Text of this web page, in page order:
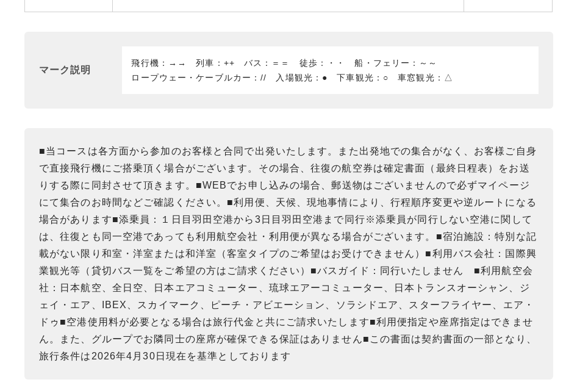
マーク説明
飛行機：→→ 列車：++ バス：＝＝ 徒歩：・・ 船・フェリー：～～
ロープウェー・ケーブルカー：// 入場観光：● 下車観光：○ 車窓観光：△
■当コースは各方面から参加のお客様と合同で出発いたします。また出発地での集合がなく、お客様ご自身
で直接飛行機にご搭乗頂く場合がございます。その場合、往復の航空券は確定書面（最終日程表）をお送
りする際に同封させて頂きます。■WEBでお申し込みの場合、郵送物はございませんので必ずマイページ
にて集合のお時間などご確認ください。■利用便、天候、現地事情により、行程順序変更や逆ルートになる
場合があります■添乗員：１日目羽田空港から3日目羽田空港まで同行※添乗員が同行しない空港に関して
は、往復とも同一空港であっても利用航空会社・利用便が異なる場合がございます。■宿泊施設：特別な記
載がない限り和室・洋室または和洋室（客室タイプのご希望はお受けできません）■利用バス会社：国際興
業観光等（貸切バス一覧をご希望の方はご請求ください）■バスガイド：同行いたしません ■利用航空会
社：日本航空、全日空、日本エアコミューター、琉球エアーコミューター、日本トランスオーシャン、ジ
ェイ・エア、IBEX、スカイマーク、ピーチ・アビエーション、ソラシドエア、スターフライヤー、エア・
ドゥ■空港使用料が必要となる場合は旅行代金と共にご請求いたします■利用便指定や座席指定はできませ
ん。また、グループでお隣同士の座席が確保できる保証はありません■この書面は契約書面の一部となり、
旅行条件は2026年4月30日現在を基準としております